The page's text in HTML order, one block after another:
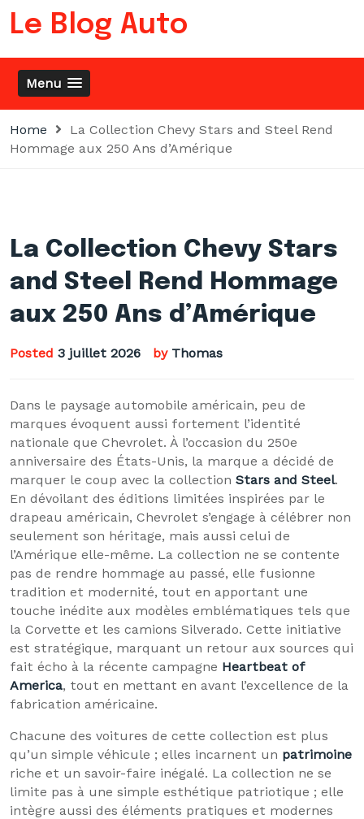
Skip
Le Blog Auto
Menu
Home
La Collection Chevy Stars and Steel Rend
Hommage aux 250 Ans d’Amérique
La Collection Chevy Stars
and Steel Rend Hommage
aux 250 Ans d’Amérique
Posted 3 juillet 2026 by Thomas
Dans le paysage automobile américain, peu de
marques évoquent aussi fortement l’identité
nationale que Chevrolet. À l’occasion du 250e
anniversaire des États-Unis, la marque a décidé de
marquer le coup avec la collection Stars and Steel.
En dévoilant des éditions limitées inspirées par le
drapeau américain, Chevrolet s’engage à célébrer non
seulement son héritage, mais aussi celui de
l’Amérique elle-même. La collection ne se contente
pas de rendre hommage au passé, elle fusionne
tradition et modernité, tout en apportant une
touche inédite aux modèles emblématiques tels que
la Corvette et les camions Silverado. Cette initiative
est stratégique, marquant un retour aux sources qui
fait écho à la récente campagne Heartbeat of
America, tout en mettant en avant l’excellence de la
fabrication américaine.
Chacune des voitures de cette collection est plus
qu’un simple véhicule ; elles incarnent un patrimoine
riche et un savoir-faire inégalé. La collection ne se
limite pas à une simple esthétique patriotique ; elle
intègre aussi des éléments pratiques et modernes